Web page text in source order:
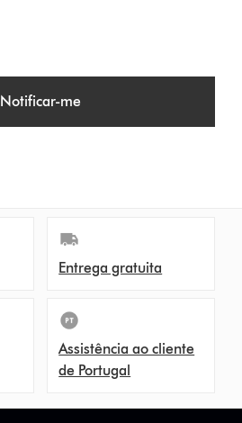
Notificar-me
Entrega gratuita
Assistência ao cliente
de Portugal